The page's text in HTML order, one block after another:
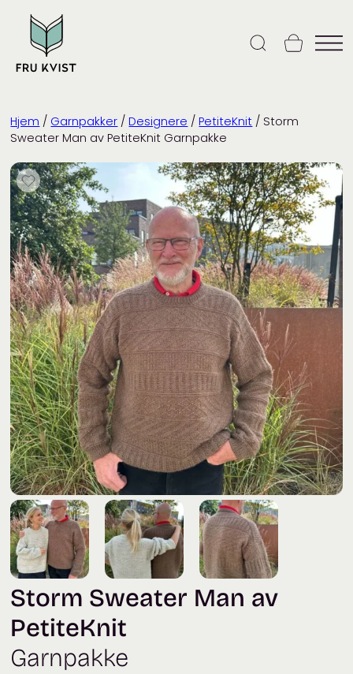
content
Hjem / Garnpakker / Designere / PetiteKnit / Storm
Sweater Man av PetiteKnit Garnpakke
Storm Sweater Man av
PetiteKnit
Garnpakke